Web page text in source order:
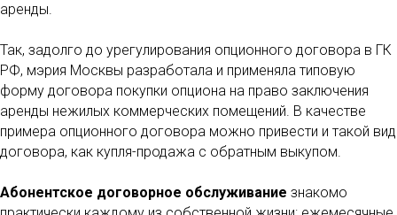
аренды.
Так, задолго до урегулирования опционного договора в ГК
РФ, мэрия Москвы разработала и применяла типовую
форму договора покупки опциона на право заключения
аренды нежилых коммерческих помещений. В качестве
примера опционного договора можно привести и такой вид
договора, как купля-продажа с обратным выкупом.
Абонентское договорное обслуживание знакомо